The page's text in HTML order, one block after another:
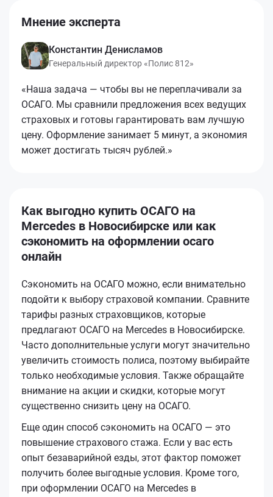
Мнение эксперта
Константин Денисламов
Генеральный директор «Полис 812»
«Наша задача — чтобы вы не переплачивали за
ОСАГО. Мы сравнили предложения всех ведущих
страховых и готовы гарантировать вам лучшую
цену. Оформление занимает 5 минут, а экономия
может достигать тысяч рублей.»
Как выгодно купить ОСАГО на
Mercedes в Новосибирске или как
сэкономить на оформлении осаго
онлайн
Сэкономить на ОСАГО можно, если внимательно
подойти к выбору страховой компании. Сравните
тарифы разных страховщиков, которые
предлагают ОСАГО на Mercedes в Новосибирске.
Часто дополнительные услуги могут значительно
увеличить стоимость полиса, поэтому выбирайте
только необходимые условия. Также обращайте
внимание на акции и скидки, которые могут
существенно снизить цену на ОСАГО.
Еще один способ сэкономить на ОСАГО — это
повышение страхового стажа. Если у вас есть
опыт безаварийной езды, этот фактор поможет
получить более выгодные условия. Кроме того,
при оформлении ОСАГО на Mercedes в